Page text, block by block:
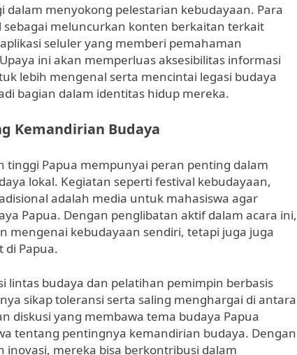
menyokong pelestarian kebudayaan. Para
meluncurkan konten berkaitan terkait
seluler yang memberi pemahaman
ini akan memperluas aksesibilitas informasi
lebih mengenal serta mencintai legasi budaya
bagian dalam identitas hidup mereka.
Kemandirian Budaya
Papua mempunyai peran penting dalam
lokal. Kegiatan seperti festival kebudayaan,
adalah media untuk mahasiswa agar
Papua. Dengan penglibatan aktif dalam acara ini,
kebudayaan sendiri, tetapi juga juga
Papua.
lintas budaya dan pelatihan pemimpin berbasis
sikap toleransi serta saling menghargai di antara
diskusi yang membawa tema budaya Papua
tentang pentingnya kemandirian budaya. Dengan
mereka bisa berkontribusi dalam